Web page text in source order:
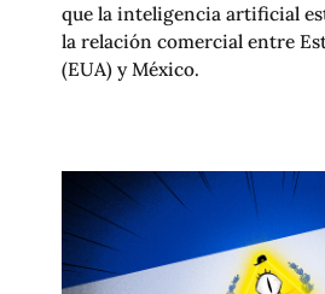
que la inteligencia artificial
la relación comercial entre
(EUA) y México.